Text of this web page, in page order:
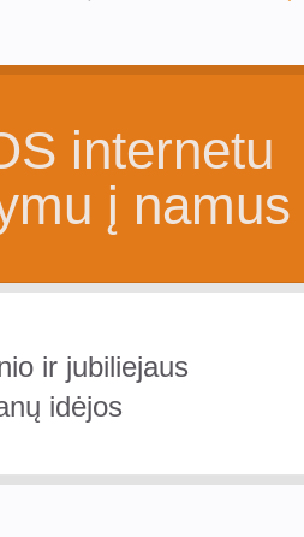
internetu
į namus
ir jubiliejaus
idėjos